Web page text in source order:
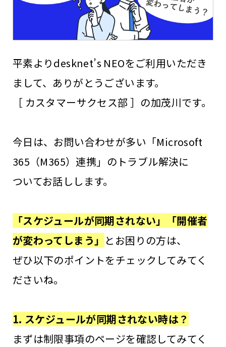
平素よりdesknet’s NEOをご利用いただき
まして、ありがとうございます。
［ カスタマーサクセス部 ］の加茂川です。
今日は、お問い合わせが多い「Microsoft
365（M365）連携」のトラブル解決に
ついてお話しします。
「スケジュールが同期されない」「開催者
が変わってしまう」 とお困りの方は、
ぜひ以下のポイントをチェックしてみてく
ださいね。
1. スケジュールが同期されない時は？
まずは制限事項のページを確認してみてく